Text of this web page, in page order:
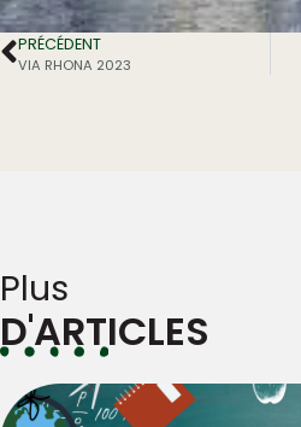
PRÉCÉDENT
VIA RHONA 2023
Plus
D'ARTICLES